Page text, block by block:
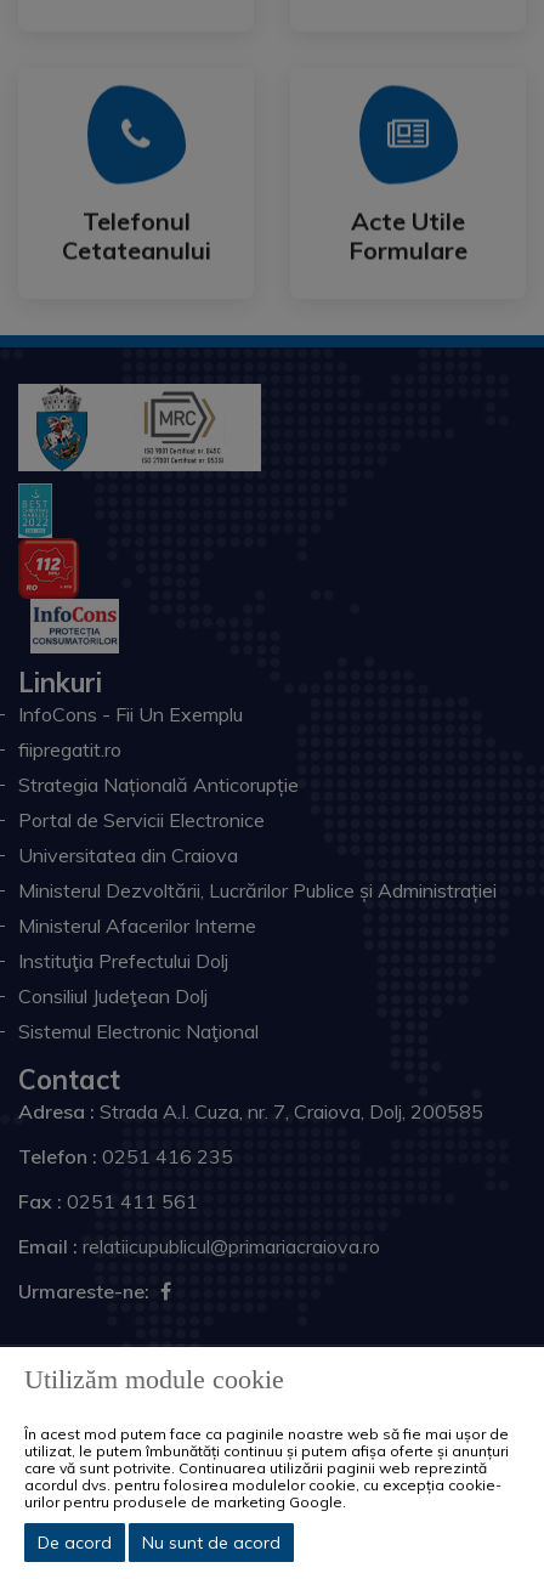
Telefonul
Cetateanului
Telefonul
Cetateanului
Mai Mult
Acte Utile
Formulare
Acte Utile
Formulare
Mai Mult
Linkuri
InfoCons - Fii Un Exemplu
fiipregatit.ro
Strategia Națională Anticorupție
Portal de Servicii Electronice
Universitatea din Craiova
Ministerul Dezvoltării, Lucrărilor Publice și Administrației
Ministerul Afacerilor Interne
Instituţia Prefectului Dolj
Consiliul Judeţean Dolj
Sistemul Electronic Naţional
Contact
Adresa : Strada A.I. Cuza, nr. 7, Craiova, Dolj, 200585
Telefon : 0251 416 235
Fax : 0251 411 561
Email : relatiicupublicul@primariacraiova.ro
Urmareste-ne:
drepturile rezervate.
Harta site
Politica de cookie-uri
Utilizăm module cookie
În acest mod putem face ca paginile noastre web să fie mai ușor de
utilizat, le putem îmbunătăți continuu și putem afișa oferte și anunțuri
care vă sunt potrivite. Continuarea utilizării paginii web reprezintă
acordul dvs. pentru folosirea modulelor cookie, cu excepția cookie-
urilor pentru produsele de marketing Google.
De acord Nu sunt de acord